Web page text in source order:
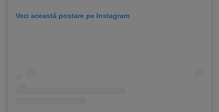
Vezi această postare pe Instagram